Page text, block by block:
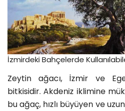
İzmirdeki Bahçelerde
Zeytin ağacı, İzmir ve
bitkisidir. Akdeniz iklimine
bu ağaç, hızlı büyüyen ve